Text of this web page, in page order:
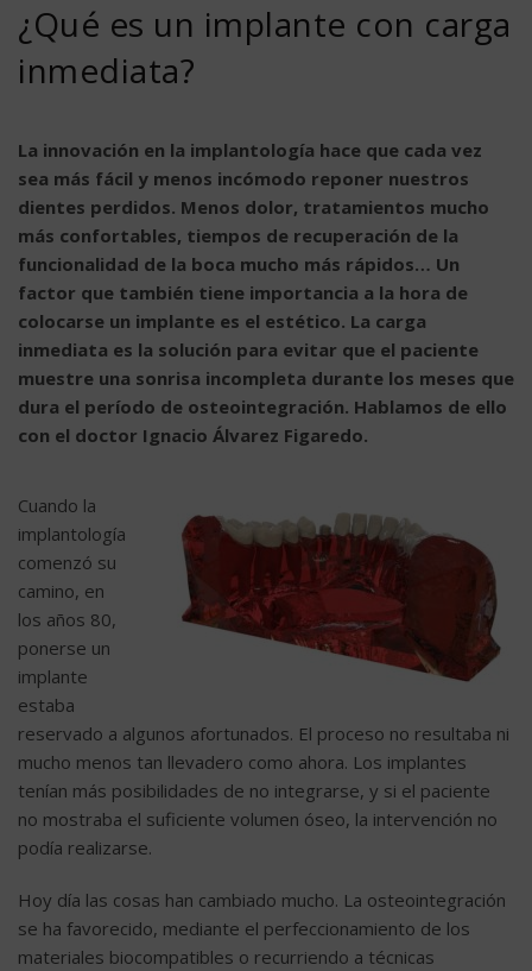
¿Qué es un implante con carga
inmediata?
La innovación en la implantología hace que cada vez
sea más fácil y menos incómodo reponer nuestros
dientes perdidos. Menos dolor, tratamientos mucho
más confortables, tiempos de recuperación de la
funcionalidad de la boca mucho más rápidos… Un
factor que también tiene importancia a la hora de
colocarse un implante es el estético. La carga
inmediata es la solución para evitar que el paciente
muestre una sonrisa incompleta durante los meses que
dura el período de osteointegración. Hablamos de ello
con el doctor Ignacio Álvarez Figaredo.
Cuando la
implantología
comenzó su
camino, en
los años 80,
ponerse un
implante
estaba
reservado a algunos afortunados. El proceso no resultaba ni
mucho menos tan llevadero como ahora. Los implantes
tenían más posibilidades de no integrarse, y si el paciente
no mostraba el suficiente volumen óseo, la intervención no
podía realizarse.
Hoy día las cosas han cambiado mucho. La osteointegración
se ha favorecido, mediante el perfeccionamiento de los
materiales biocompatibles o recurriendo a técnicas